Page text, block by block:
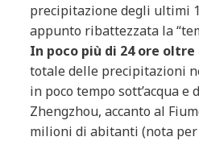
precipitazione degli ultimi
appunto ribattezzata la
In poco più di 24 ore
totale delle precipitazioni
in poco tempo sott’acqua e
Zhengzhou, accanto al
milioni di abitanti (nota